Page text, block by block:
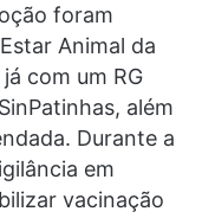
foram
Animal da
com um RG
além
Durante a
em
vacinação